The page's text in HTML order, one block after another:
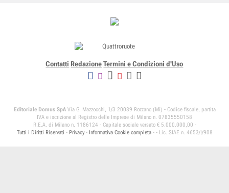
Contatti Redazione Termini e Condizioni d'Uso
Editoriale Domus SpAVia G. Mazzocchi, 1/3 20089 Rozzano (Mi) - Codice fiscale, partita
IVA e iscrizione al Registro delle Imprese di Milano n. 07835550158
R.E.A. di Milano n. 1186124 - Capitale sociale versato € 5.000.000,00 -
Tutti i Diritti Riservati - Privacy- Informativa Cookie completa- - Lic. SIAE n. 4653/I/908